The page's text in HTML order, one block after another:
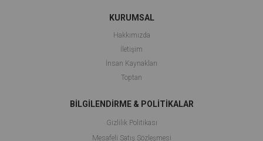
KURUMSAL
Hakkımızda
İletişim
İnsan Kaynakları
Toptan
BİLGİLENDİRME & POLİTİKALAR
Gizlilik Politikası
Mesafeli Satış Sözleşmesi